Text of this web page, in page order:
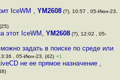
IceWM ,YM2608 (?), 10:57 , 05-Июн-23,
этот IceWM , YM2608(?), 12:02 , 05-
задать в поиске по среде или
, 05-Июн-23, (42) +1
не ее прямое назначение ,